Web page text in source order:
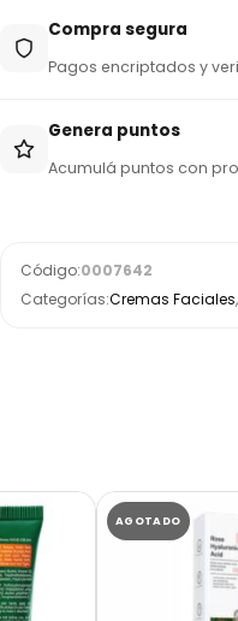
Compra segura
Pagos encriptados y
Genera puntos
Acumulá puntos con
Código:0007642
Categorías:Cremas Faciales,
AGOTADO